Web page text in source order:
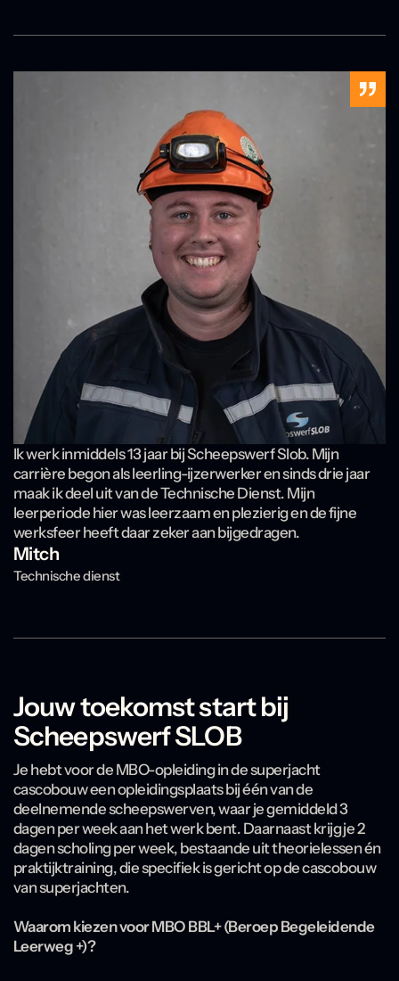
Ik werk inmiddels 13 jaar bij Scheepswerf Slob. Mijn
carrière begon als leerling-ijzerwerker en sinds drie jaar
maak ik deel uit van de Technische Dienst. Mijn
leerperiode hier was leerzaam en plezierig en de fijne
werksfeer heeft daar zeker aan bijgedragen.
Mitch
Technische dienst
Jouw toekomst start bij
Scheepswerf SLOB
Je hebt voor de MBO-opleiding in de superjacht
cascobouw een opleidingsplaats bij één van de
deelnemende scheepswerven, waar je gemiddeld 3
dagen per week aan het werk bent. Daarnaast krijg je 2
dagen scholing per week, bestaande uit theorielessen én
praktijktraining, die specifiek is gericht op de cascobouw
van superjachten.
Waarom kiezen voor MBO BBL+ (Beroep Begeleidende
Leerweg +)?